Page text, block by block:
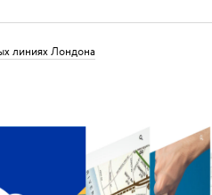
линиях Лондона